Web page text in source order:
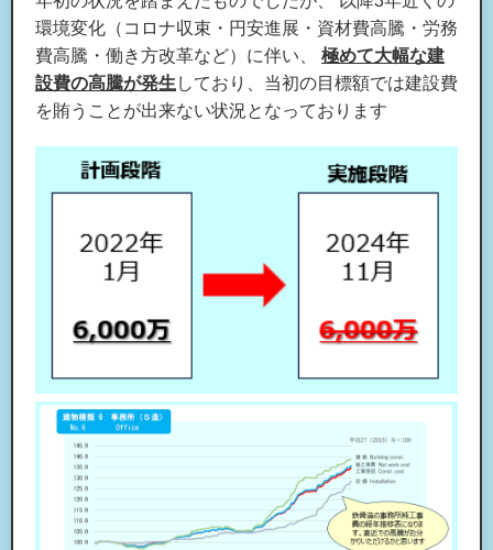
環境変化（コロナ収束・円安進展・資材費高騰・労務
費高騰・働き方改革など）に伴い、 極めて大幅な建
設費の高騰が発生 しており、当初の目標額では建設費
を賄うことが出来ない状況となっております